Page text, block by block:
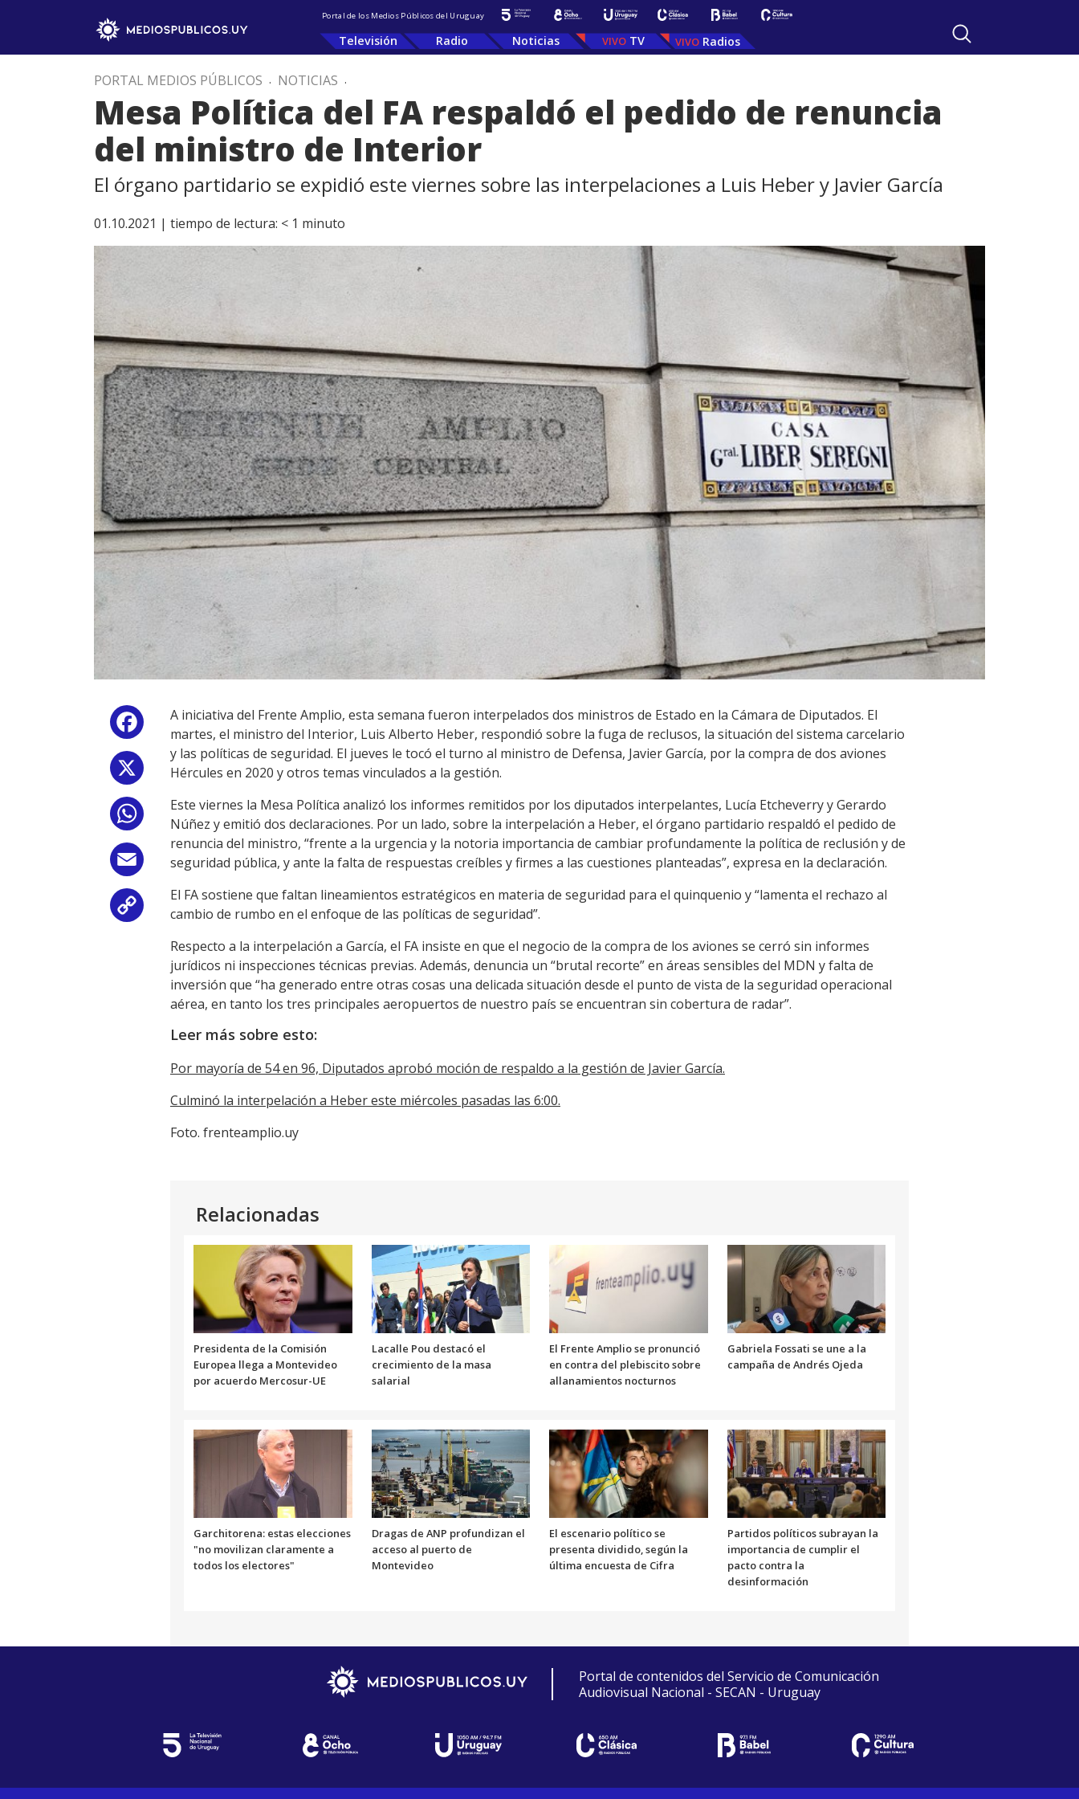
Portal de los Medios Públicos del Uruguay
Televisión Radio Noticias TV Radios
PORTAL MEDIOS PÚBLICOS . NOTICIAS .
Mesa Política del FA respaldó el pedido de renuncia
del ministro de Interior
El órgano partidario se expidió este viernes sobre las interpelaciones a Luis Heber y Javier García
01.10.2021 | tiempo de lectura: < 1 minuto
Facebook
WhatsApp
Email
Copy
Link
A iniciativa del Frente Amplio, esta semana fueron interpelados dos ministros de Estado en la Cámara de Diputados. El
martes, el ministro del Interior, Luis Alberto Heber, respondió sobre la fuga de reclusos, la situación del sistema carcelario
y las políticas de seguridad. El jueves le tocó el turno al ministro de Defensa, Javier García, por la compra de dos aviones
Hércules en 2020 y otros temas vinculados a la gestión.
Este viernes la Mesa Política analizó los informes remitidos por los diputados interpelantes, Lucía Etcheverry y Gerardo
Núñez y emitió dos declaraciones. Por un lado, sobre la interpelación a Heber, el órgano partidario respaldó el pedido de
renuncia del ministro, “frente a la urgencia y la notoria importancia de cambiar profundamente la política de reclusión y de
seguridad pública, y ante la falta de respuestas creíbles y firmes a las cuestiones planteadas”, expresa en la declaración.
El FA sostiene que faltan lineamientos estratégicos en materia de seguridad para el quinquenio y “lamenta el rechazo al
cambio de rumbo en el enfoque de las políticas de seguridad”.
Respecto a la interpelación a García, el FA insiste en que el negocio de la compra de los aviones se cerró sin informes
jurídicos ni inspecciones técnicas previas. Además, denuncia un “brutal recorte” en áreas sensibles del MDN y falta de
inversión que “ha generado entre otras cosas una delicada situación desde el punto de vista de la seguridad operacional
aérea, en tanto los tres principales aeropuertos de nuestro país se encuentran sin cobertura de radar”.
Leer más sobre esto:
Por mayoría de 54 en 96, Diputados aprobó moción de respaldo a la gestión de Javier García.
Culminó la interpelación a Heber este miércoles pasadas las 6:00.
Foto. frenteamplio.uy
Relacionadas
Presidenta de la Comisión
Europea llega a Montevideo
por acuerdo Mercosur-UE
Lacalle Pou destacó el
crecimiento de la masa
salarial
El Frente Amplio se pronunció
en contra del plebiscito sobre
allanamientos nocturnos
Gabriela Fossati se une a la
campaña de Andrés Ojeda
Garchitorena: estas elecciones
"no movilizan claramente a
todos los electores"
Dragas de ANP profundizan el
acceso al puerto de
Montevideo
El escenario político se
presenta dividido, según la
última encuesta de Cifra
Partidos políticos subrayan la
importancia de cumplir el
pacto contra la
desinformación
Portal de contenidos del Servicio de Comunicación
Audiovisual Nacional - SECAN - Uruguay